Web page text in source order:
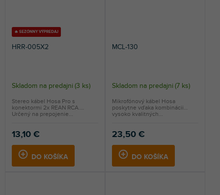
🔥 SEZÓNNY VÝPREDAJ
HRR-005X2
Skladom na predajni (3 ks)
13,10 €
DO KOŠÍKA
Stereo kábel Hosa Pro s
konektormi 2x REAN RCA.
Určený na prepojenie...
MCL-130
Skladom na predajni (7 ks)
23,50 €
DO KOŠÍKA
Mikrofónový kábel Hosa
poskytne vďaka kombinácii
vysoko kvalitných...